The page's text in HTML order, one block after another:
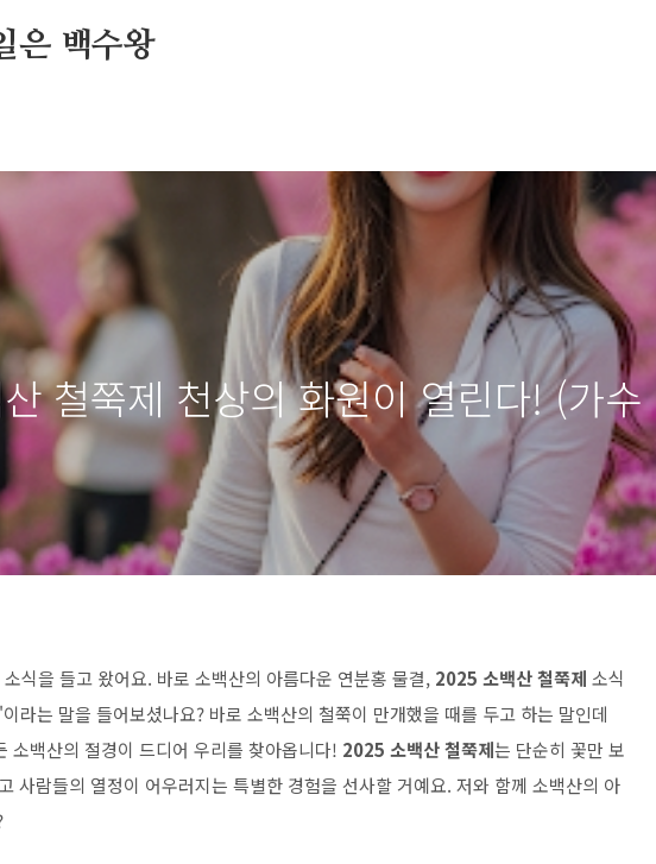
은 백수왕
철쭉제 천상의 화원이 열린다! (가
식을 들고 왔어요. 바로 소백산의 아름다운 연분홍 물결, 2025 소백산 철쭉제 소식
라는 말을 들어보셨나요? 바로 소백산의 철쭉이 만개했을 때를 두고 하는 말인데
소백산의 절경이 드디어 우리를 찾아옵니다! 2025 소백산 철쭉제는 단순히 꽃만 보
사람들의 열정이 어우러지는 특별한 경험을 선사할 거예요. 저와 함께 소백산의 아